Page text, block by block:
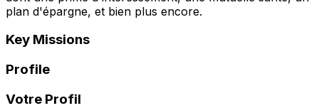
plan d'épargne, et bien plus encore.
Key Missions
Profile
Votre Profil